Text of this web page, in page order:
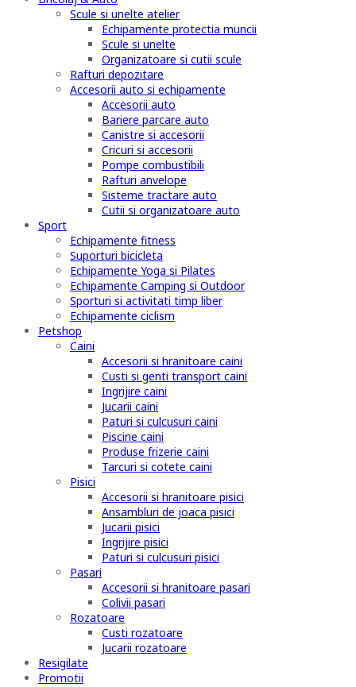
Scule si unelte atelier
Echipamente protectia muncii
Scule si unelte
Organizatoare si cutii scule
Rafturi depozitare
Accesorii auto si echipamente
Accesorii auto
Bariere parcare auto
Canistre si accesorii
Cricuri si accesorii
Pompe combustibili
Rafturi anvelope
Sisteme tractare auto
Cutii si organizatoare auto
Sport
Echipamente fitness
Suporturi bicicleta
Echipamente Yoga si Pilates
Echipamente Camping si Outdoor
Sporturi si activitati timp liber
Echipamente ciclism
Petshop
Caini
Accesorii si hranitoare caini
Custi si genti transport caini
Ingrijire caini
Jucarii caini
Paturi si culcusuri caini
Piscine caini
Produse frizerie caini
Tarcuri si cotete caini
Pisici
Accesorii si hranitoare pisici
Ansambluri de joaca pisici
Jucarii pisici
Ingrijire pisici
Paturi si culcusuri pisici
Pasari
Accesorii si hranitoare pasari
Colivii pasari
Rozatoare
Custi rozatoare
Jucarii rozatoare
Resigilate
Promotii